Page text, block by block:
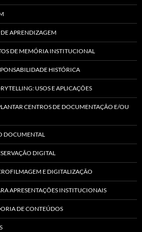
APRENDIZAGEM
DE MEMÓRIA INSTITUCIONAL
HISTÓRICA
USOS E APLICAÇÕES
CENTROS DE DOCUMENTAÇÃO E/OU
DOCUMENTAL
DIGITAL
E DIGITALIZAÇÃO
APRESENTAÇÕES INSTITUCIONAIS
DE CONTEÚDOS